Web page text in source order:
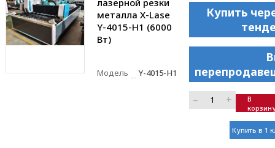
металла X-Lase
Y-4015-H1 (6000
Вт)
Модель Y-4015-H1
Купить
– +
В
Купить в 1